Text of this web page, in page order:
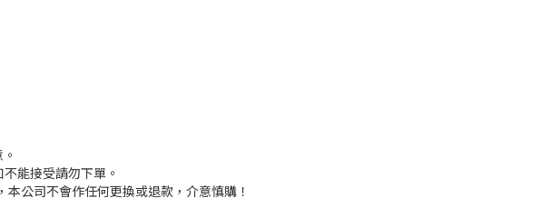
能接受請勿下單。
公司不會作任何更換或退款，介意慎購！